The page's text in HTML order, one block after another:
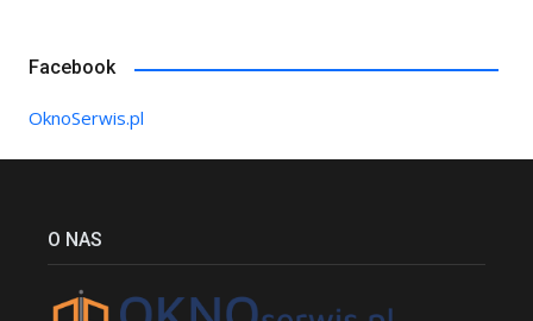
Facebook
OknoSerwis.pl
O NAS